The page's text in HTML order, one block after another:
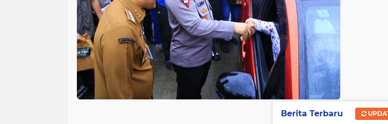
Berita Terbaru